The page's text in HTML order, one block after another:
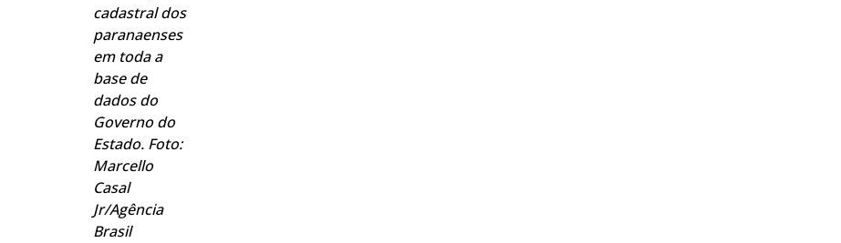
cadastral dos
paranaenses
em toda a
base de
dados do
Governo do
Estado. Foto:
Marcello
Casal
Jr/Agência
Brasil